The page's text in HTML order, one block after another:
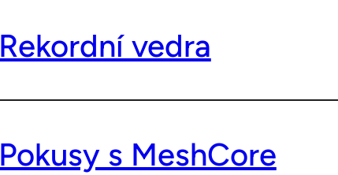
Rekordní vedra
Pokusy s MeshCore